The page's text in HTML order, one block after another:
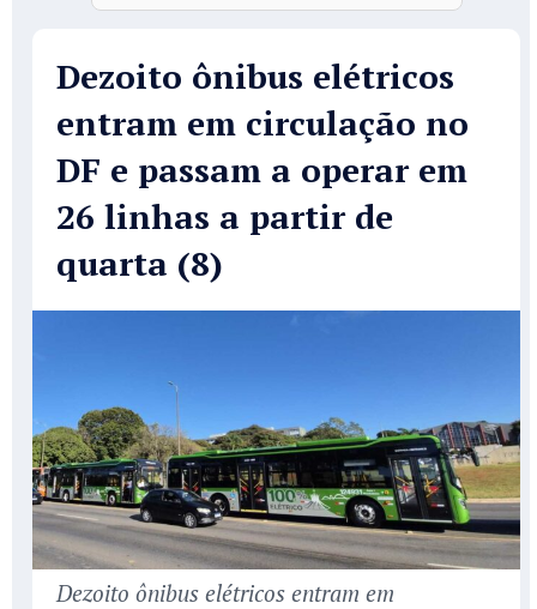
Dezoito ônibus elétricos
entram em circulação no
DF e passam a operar em
26 linhas a partir de
quarta (8)
Dezoito ônibus elétricos entram em